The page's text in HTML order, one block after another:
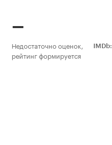
–
Недостаточно оценок,
рейтинг формируется
IMDb: